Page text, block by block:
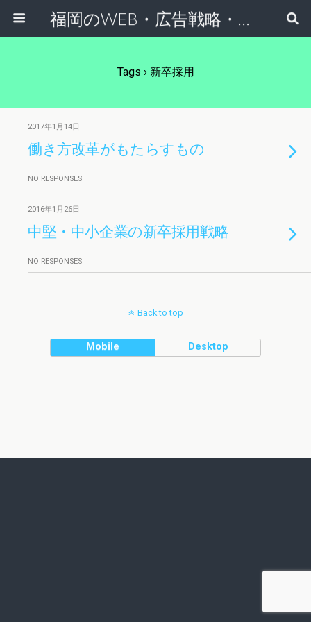
福岡のWEB・広告戦略・ネット集客コンサルのスケールフリーネットワーク
Tags › 新卒採用
2017年1月14日
働き方改革がもたらすもの
NO RESPONSES
2016年1月26日
中堅・中小企業の新卒採用戦略
NO RESPONSES
Back to top
Mobile Desktop